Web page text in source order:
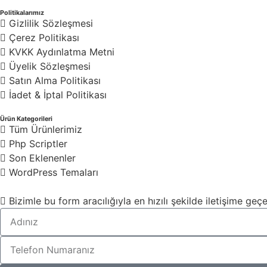
Politikalarımız
Gizlilik Sözleşmesi
Çerez Politikası
KVKK Aydınlatma Metni
Üyelik Sözleşmesi
Satın Alma Politikası
İadet & İptal Politikası
Ürün Kategorileri
Tüm Ürünlerimiz
Php Scriptler
Son Eklenenler
WordPress Temaları
Bizimle bu form aracılığıyla en hızılı şekilde iletişime